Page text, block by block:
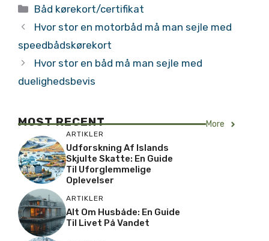
Kategorier
Båd kørekort/certifikat
Hvor stor en motorbåd må man sejle med
speedbådskørekort
Hvor stor en båd må man sejle med
duelighedsbevis
MOST RECENT More
ARTIKLER
Udforskning Af Islands
Skjulte Skatte: En Guide
Til Uforglemmelige
Oplevelser
ARTIKLER
Alt Om Husbåde: En Guide
Til Livet På Vandet